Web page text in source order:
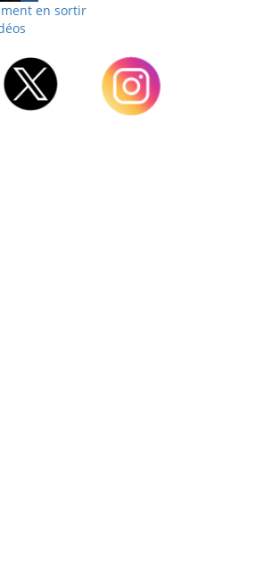
en sortir